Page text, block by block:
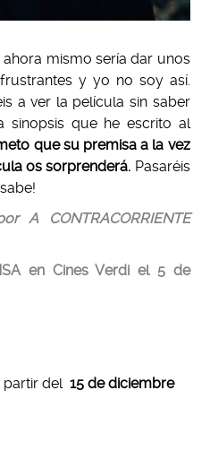
mismo sería dar unos
y yo no soy así.
a ver la película sin saber
sinopsis que he escrito al
que su premisa a la vez
os sorprenderá. Pasaréis
A CONTRACORRIENTE
en Cines Verdi el 5 de
partir del 15 de diciembre